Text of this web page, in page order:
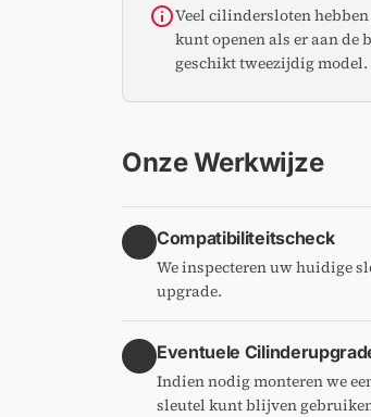
infoVeel cilindersloten
kunt openen als er aan de
geschikt tweezijdig model.
Onze Werkwijze
Compatibiliteitscheck
We inspecteren uw huidige
upgrade.
Eventuele
Indien nodig monteren we
sleutel kunt blijven